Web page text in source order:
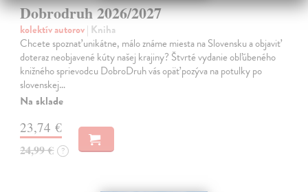
Dobrodruh 2026/2027
kolektív autorov| Kniha
Chcete spoznať unikátne, málo známe miesta na Slovensku a objaviť
doteraz neobjavené kúty našej krajiny? Štvrté vydanie obľúbeného
knižného sprievodcu DobroDruh vás opäť pozýva na potulky po
slovenskej…
Na sklade
23,74 €
24,99 € ?